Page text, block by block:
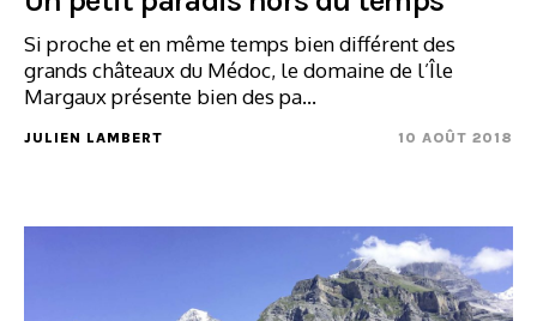
Si proche et en même temps bien différent des
grands châteaux du Médoc, le domaine de l’Île
Margaux présente bien des pa...
JULIEN LAMBERT 10 AOÛT 2018